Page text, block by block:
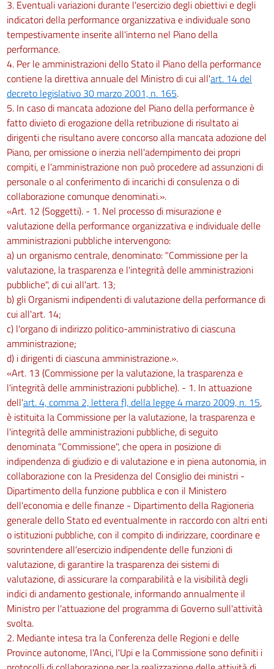
3. Eventuali variazioni durante l'esercizio degli obiettivi e degli
indicatori della performance organizzativa e individuale sono
tempestivamente inserite all'interno nel Piano della
performance.
4. Per le amministrazioni dello Stato il Piano della performance
contiene la direttiva annuale del Ministro di cui all'art. 14 del
decreto legislativo 30 marzo 2001, n. 165.
5. In caso di mancata adozione del Piano della performance è
fatto divieto di erogazione della retribuzione di risultato ai
dirigenti che risultano avere concorso alla mancata adozione del
Piano, per omissione o inerzia nell'adempimento dei propri
compiti, e l'amministrazione non può procedere ad assunzioni di
personale o al conferimento di incarichi di consulenza o di
collaborazione comunque denominati.».
«Art. 12 (Soggetti). - 1. Nel processo di misurazione e
valutazione della performance organizzativa e individuale delle
amministrazioni pubbliche intervengono:
a) un organismo centrale, denominato: "Commissione per la
valutazione, la trasparenza e l'integrità delle amministrazioni
pubbliche", di cui all'art. 13;
b) gli Organismi indipendenti di valutazione della performance di
cui all'art. 14;
c) l'organo di indirizzo politico-amministrativo di ciascuna
amministrazione;
d) i dirigenti di ciascuna amministrazione.».
«Art. 13 (Commissione per la valutazione, la trasparenza e
l'integrità delle amministrazioni pubbliche). - 1. In attuazione
dell'art. 4, comma 2, lettera f), della legge 4 marzo 2009, n. 15,
è istituita la Commissione per la valutazione, la trasparenza e
l'integrità delle amministrazioni pubbliche, di seguito
denominata "Commissione", che opera in posizione di
indipendenza di giudizio e di valutazione e in piena autonomia, in
collaborazione con la Presidenza del Consiglio dei ministri -
Dipartimento della funzione pubblica e con il Ministero
dell'economia e delle finanze - Dipartimento della Ragioneria
generale dello Stato ed eventualmente in raccordo con altri enti
o istituzioni pubbliche, con il compito di indirizzare, coordinare e
sovrintendere all'esercizio indipendente delle funzioni di
valutazione, di garantire la trasparenza dei sistemi di
valutazione, di assicurare la comparabilità e la visibilità degli
indici di andamento gestionale, informando annualmente il
Ministro per l'attuazione del programma di Governo sull'attività
svolta.
2. Mediante intesa tra la Conferenza delle Regioni e delle
Province autonome, l'Anci, l'Upi e la Commissione sono definiti i